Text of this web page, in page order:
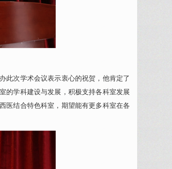
此次学术会议表示衷心的祝贺，他肯定了
的学科建设与发展，积极支持各科室发展
医结合特色科室，期望能有更多科室在各